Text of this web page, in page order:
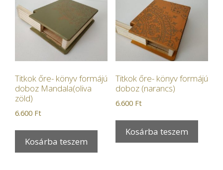
Titkok őre- könyv formájú
doboz Mandala(oliva
zöld)
6.600 Ft
Kosárba teszem
Titkok őre- könyv formájú
doboz (narancs)
6.600 Ft
Kosárba teszem